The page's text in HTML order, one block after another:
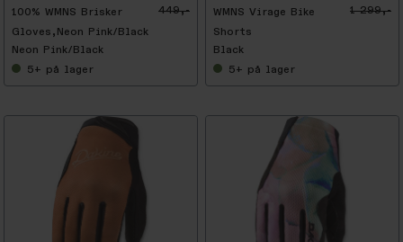
100% WMNS Brisker
Gloves,Neon Pink/Black
449,-
Neon Pink/Black
5+ på lager
WMNS Virage Bike
Shorts
1 299,-
Black
5+ på lager